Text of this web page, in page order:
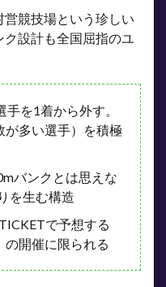
競技場という珍しい
設計も全国屈指のユ
手を1着から外す。
が多い選手）を積極
バンクとは思えな
を生む構造
で予想する
開催に限られる